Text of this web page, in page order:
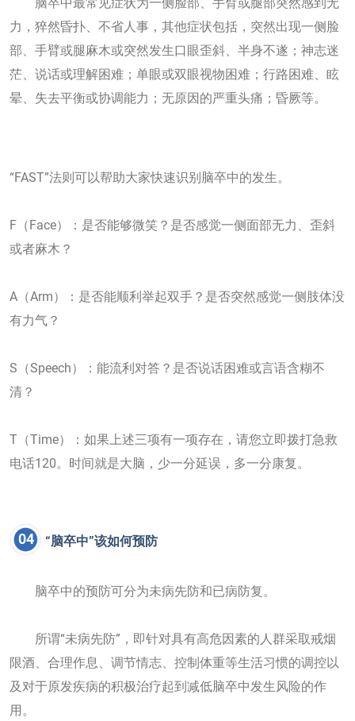
力，猝然昏扑、不省人事，其他症状包括，突然出现一侧脸
部、手臂或腿麻木或突然发生口眼歪斜、半身不遂；神志迷
茫、说话或理解困难；单眼或双眼视物困难；行路困难、眩
晕、失去平衡或协调能力；无原因的严重头痛；昏厥等。
“FAST”法则可以帮助大家快速识别脑卒中的发生。
F（Face）：是否能够微笑？是否感觉一侧面部无力、歪斜
或者麻木？
A（Arm）：是否能顺利举起双手？是否突然感觉一侧肢体没
有力气？
S（Speech）：能流利对答？是否说话困难或言语含糊不
清？
T（Time）：如果上述三项有一项存在，请您立即拨打急救
电话120。时间就是大脑，少一分延误，多一分康复。
04 “脑卒中”该如何预防
脑卒中的预防可分为未病先防和已病防复。
所谓“未病先防”，即针对具有高危因素的人群采取戒烟
限酒、合理作息、调节情志、控制体重等生活习惯的调控以
及对于原发疾病的积极治疗起到减低脑卒中发生风险的作
用。